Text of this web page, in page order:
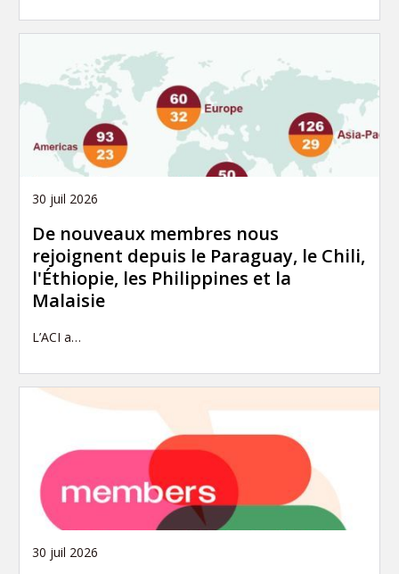
30 juil 2026
De nouveaux membres nous
rejoignent depuis le Paraguay, le Chili,
l'Éthiopie, les Philippines et la
Malaisie
L’ACI a…
30 juil 2026